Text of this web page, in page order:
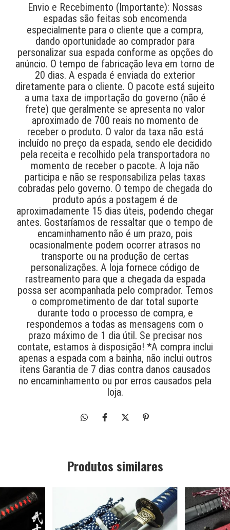
Envio e Recebimento (Importante): Nossas
espadas são feitas sob encomenda
especialmente para o cliente que a compra,
dando oportunidade ao comprador para
personalizar sua espada conforme as opções do
anúncio. O tempo de fabricação leva em torno de
20 dias. A espada é enviada do exterior
diretamente para o cliente. O pacote está sujeito
a uma taxa de importação do governo (não é
frete) que geralmente se apresenta no valor
aproximado de 700 reais no momento de
receber o produto. O valor da taxa não está
incluído no preço da espada, sendo ele decidido
pela receita e recolhido pela transportadora no
momento de receber o pacote. A loja não
participa e não se responsabiliza pelas taxas
cobradas pelo governo. O tempo de chegada do
produto após a postagem é de
aproximadamente 15 dias úteis, podendo chegar
antes. Gostaríamos de ressaltar que o tempo de
encaminhamento não é um prazo, pois
ocasionalmente podem ocorrer atrasos no
transporte ou na produção de certas
personalizações. A loja fornece código de
rastreamento para que a chegada da espada
possa ser acompanhada pelo comprador. Temos
o comprometimento de dar total suporte
durante todo o processo de compra, e
respondemos a todas as mensagens com o
prazo máximo de 1 dia útil. Se precisar nos
contate, estamos à disposição! *A compra inclui
apenas a espada com a bainha, não inclui outros
itens Garantia de 7 dias contra danos causados
no encaminhamento ou por erros causados pela
loja.
Produtos similares